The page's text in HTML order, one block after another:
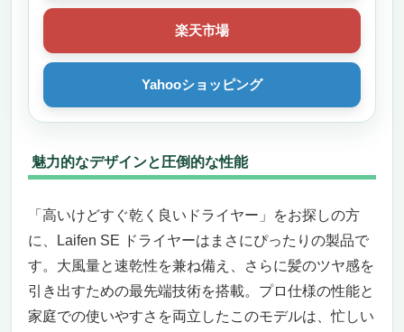
楽天市場
Yahooショッピング
魅力的なデザインと圧倒的な性能
「高いけどすぐ乾く良いドライヤー」をお探しの方
に、Laifen SE ドライヤーはまさにぴったりの製品で
す。大風量と速乾性を兼ね備え、さらに髪のツヤ感を
引き出すための最先端技術を搭載。プロ仕様の性能と
家庭での使いやすさを両立したこのモデルは、忙しい